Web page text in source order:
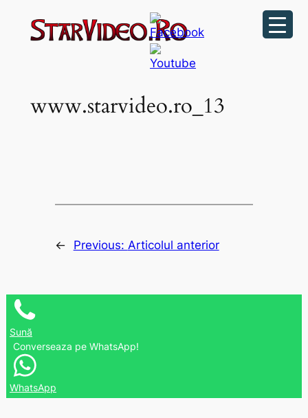
www.starvideo.ro_13
← Previous: Articolul anterior
Sună
Converseaza pe WhatsApp!
WhatsApp